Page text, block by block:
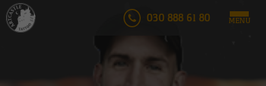
030 888 61 80 MENU